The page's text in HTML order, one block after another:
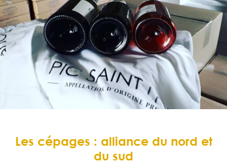
Les cépages : alliance du nord et
du sud